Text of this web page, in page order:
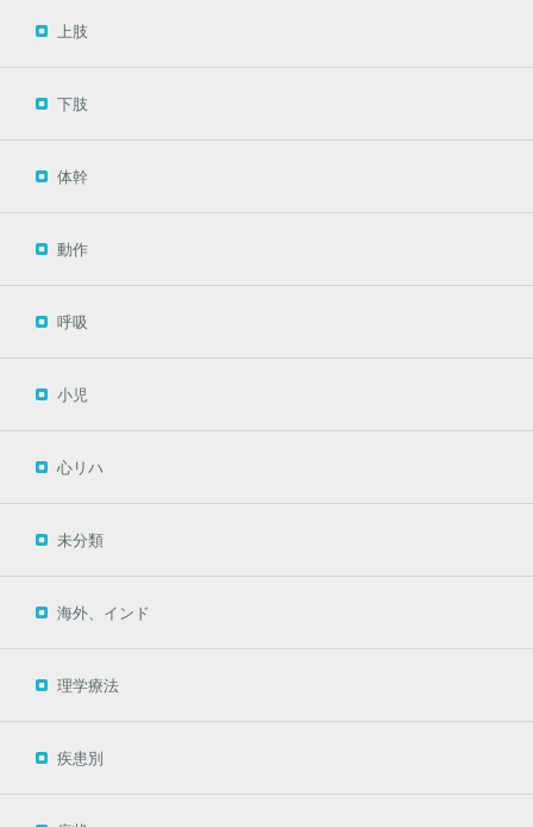
上肢
下肢
体幹
動作
呼吸
小児
心リハ
未分類
海外、インド
理学療法
疾患別